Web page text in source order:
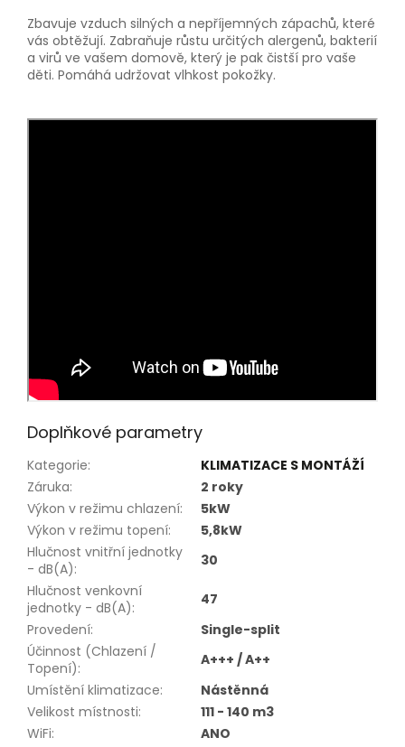
Zbavuje vzduch silných a nepříjemných zápachů, které
vás obtěžují. Zabraňuje růstu určitých alergenů, bakterií
a virů ve vašem domově, který je pak čistší pro vaše
děti. Pomáhá udržovat vlhkost pokožky.
Doplňkové parametry
Kategorie:
KLIMATIZACE S MONTÁŽÍ
Záruka:
2 roky
Výkon v režimu chlazení:
5kW
Výkon v režimu topení:
5,8kW
Hlučnost vnitřní jednotky
- dB(A):
30
Hlučnost venkovní
jednotky - dB(A):
47
Provedení:
Single-split
Účinnost (Chlazení /
Topení):
A+++ / A++
Umístění klimatizace:
Nástěnná
Velikost místnosti:
111 - 140 m3
WiFi:
ANO